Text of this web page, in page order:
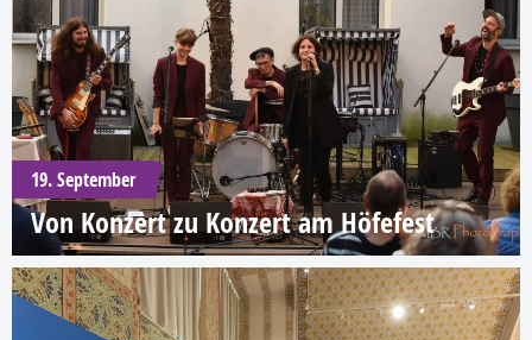
19. September
Von Konzert zu Konzert am Höfefest